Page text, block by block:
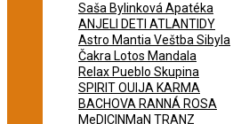
Saša Bylinková Apatéka
ANJELI DETI ATLANTIDY
Astro Mantia Veštba Sibyla
Čakra Lotos Mandala
Relax Pueblo Skupina
SPIRIT OUIJA KARMA
BACHOVA RANNÁ ROSA
MeDICINMaN TRANZ